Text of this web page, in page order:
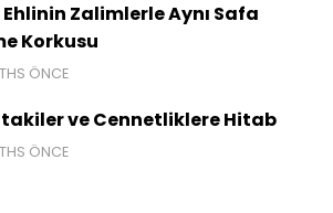
Ehlinin Zalimlerle Aynı Safa
Korkusu
ÖNCE
ve Cennetliklere Hitab
ÖNCE